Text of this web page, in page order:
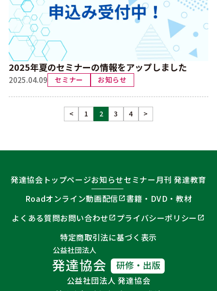
2025年夏のセミナーの情報をアップしました
2025.04.09 セミナー お知らせ
ナ
ゲ
シ
< 1 2 3 4 >
発達協会トップページお知らせセミナー月刊 発達教育
Roadオンライン動画配信
書籍・DVD・教材
よくある質問お問い合わせ
プライバシーポリシー
特定商取引法に基づく表示
公益社団法人 発達協会